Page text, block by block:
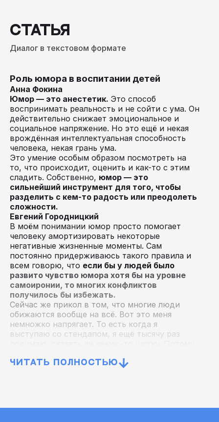
СТАТЬЯ
Диалог в текстовом формате
Роль юмора в воспитании детей
Анна Фокина
Юмор — это анестетик. Это способ
воспринимать реальность и не сойти с ума. Он
действительно снижает эмоциональное и
социальное напряжение. Но это ещё и некая
врождённая интеллектуальная способность
человека, некая грань ума.
Это умение особым образом посмотреть на
то, что происходит, оценить и как-то с этим
сладить. Собственно, юмор — это
сильнейший инструмент для того, чтобы
разделить с кем-то радость или преодолеть
сложности.
Евгений Городницкий
В моём понимании юмор просто помогает
человеку амортизировать некоторые
негативные жизненные моменты. Сам
постоянно придерживаюсь такого правила и
всем говорю, что если бы у людей было
развито чувство юмора хотя бы на уровне
самоиронии, то многих конфликтов
получилось бы избежать.
Сейчас же прикол в том, что многие люди
обижаются вообще на всё. Вот это меня
немножко напрягает. То есть когда я
выступаю со стендапом, я ещё тысячу раз
Сейчаслюди даже могут написать на тебя
ЧИТАТЬ ПОЛНОСТЬЮ